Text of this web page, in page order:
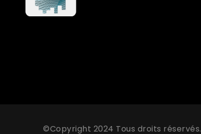
©Copyright 2024 Tous droits réservés.